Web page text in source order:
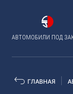
АВТОМОБИЛИ ПОД
ГЛАВНАЯ